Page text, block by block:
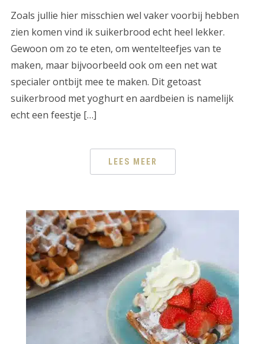
Zoals jullie hier misschien wel vaker voorbij hebben
zien komen vind ik suikerbrood echt heel lekker.
Gewoon om zo te eten, om wentelteefjes van te
maken, maar bijvoorbeeld ook om een net wat
specialer ontbijt mee te maken. Dit getoast
suikerbrood met yoghurt en aardbeien is namelijk
echt een feestje […]
LEES MEER